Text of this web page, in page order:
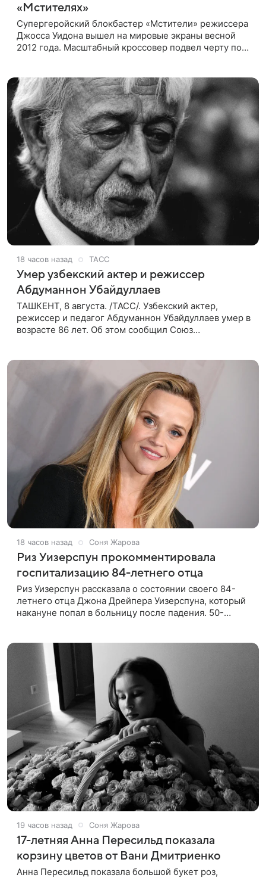
«Мстителях»
Супергеройский блокбастер «Мстители» режиссера
Джосса Уидона вышел на мировые экраны весной
2012 года. Масштабный кроссовер подвел черту под
18 часов назад ТАСС
Умер узбекский актер и режиссер
Абдуманнон Убайдуллаев
ТАШКЕНТ, 8 августа. /ТАСС/. Узбекский актер,
режиссер и педагог Абдуманнон Убайдуллаев умер в
возрасте 86 лет. Об этом сообщил Союз
18 часов назад Соня Жарова
Риз Уизерспун прокомментировала
госпитализацию 84-летнего отца
Риз Уизерспун рассказала о состоянии своего 84-
летнего отца Джона Дрейпера Уизерспуна, который
накануне попал в больницу после падения. 50-
19 часов назад Соня Жарова
17-летняя Анна Пересильд показала
корзину цветов от Вани Дмитриенко
Анна Пересильд показала большой букет роз,